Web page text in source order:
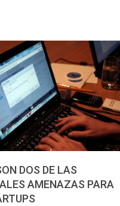
DOS DE LAS
AMENAZAS PARA